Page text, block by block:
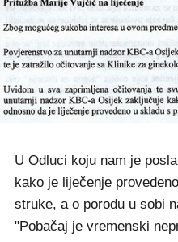
U Odluci koju nam je
kako je liječenje
struke, a o porodu u sobi
"Pobačaj je vremenski